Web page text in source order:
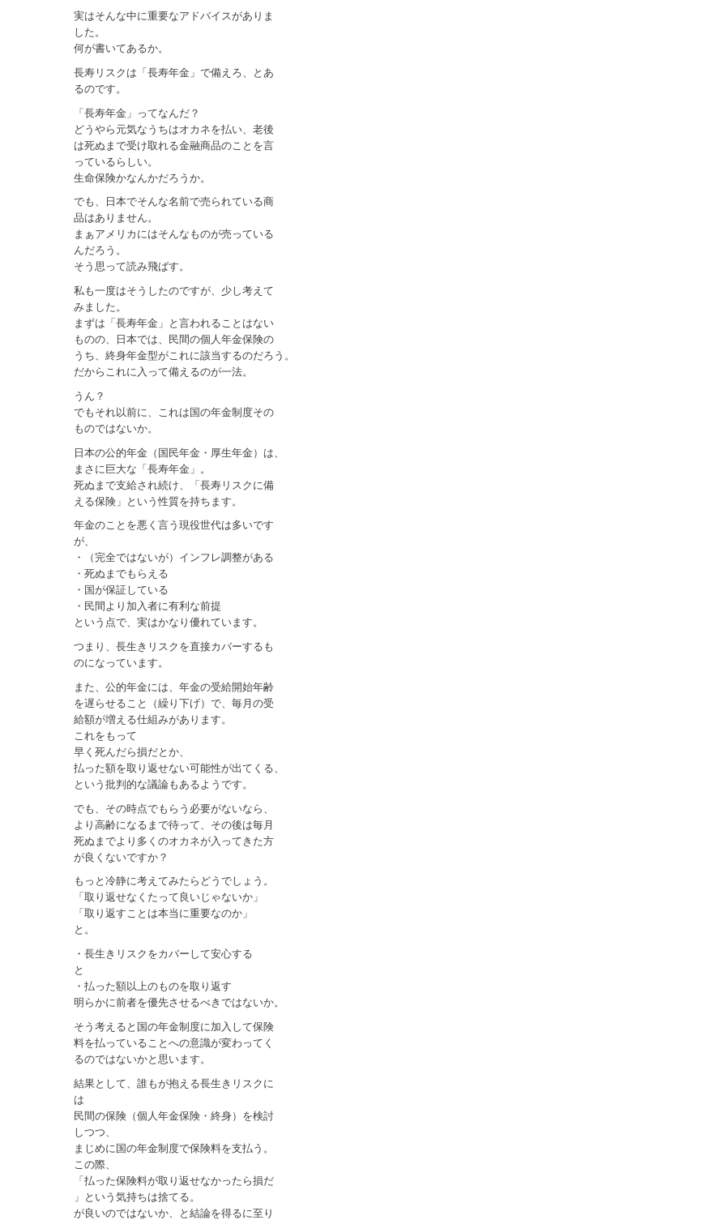
実はそんな中に重要なアドバイスがありま
した。
何が書いてあるか。
長寿リスクは「長寿年金」で備えろ、とあ
るのです。
「長寿年金」ってなんだ？
どうやら元気なうちはオカネを払い、老後
は死ぬまで受け取れる金融商品のことを言
っているらしい。
生命保険かなんかだろうか。
でも、日本でそんな名前で売られている商
品はありません。
まぁアメリカにはそんなものが売っている
んだろう。
そう思って読み飛ばす。
私も一度はそうしたのですが、少し考えて
みました。
まずは「長寿年金」と言われることはない
ものの、日本では、民間の個人年金保険の
うち、終身年金型がこれに該当するのだろう。
だからこれに入って備えるのが一法。
うん？
でもそれ以前に、これは国の年金制度その
ものではないか。
日本の公的年金（国民年金・厚生年金）は、
まさに巨大な「長寿年金」。
死ぬまで支給され続け、「長寿リスクに備
える保険」という性質を持ちます。
年金のことを悪く言う現役世代は多いです
が、
・（完全ではないが）インフレ調整がある
・死ぬまでもらえる
・国が保証している
・民間より加入者に有利な前提
という点で、実はかなり優れています。
つまり、長生きリスクを直接カバーするも
のになっています。
また、公的年金には、年金の受給開始年齢
を遅らせること（繰り下げ）で、毎月の受
給額が増える仕組みがあります。
これをもって
早く死んだら損だとか、
払った額を取り返せない可能性が出てくる、
という批判的な議論もあるようです。
でも、その時点でもらう必要がないなら、
より高齢になるまで待って、その後は毎月
死ぬまでより多くのオカネが入ってきた方
が良くないですか？
もっと冷静に考えてみたらどうでしょう。
「取り返せなくたって良いじゃないか」
「取り返すことは本当に重要なのか」
と。
・長生きリスクをカバーして安心する
と
・払った額以上のものを取り返す
明らかに前者を優先させるべきではないか。
そう考えると国の年金制度に加入して保険
料を払っていることへの意識が変わってく
るのではないかと思います。
結果として、誰もが抱える長生きリスクに
は
民間の保険（個人年金保険・終身）を検討
しつつ、
まじめに国の年金制度で保険料を支払う。
この際、
「払った保険料が取り返せなかったら損だ
」という気持ちは捨てる。
が良いのではないか、と結論を得るに至り